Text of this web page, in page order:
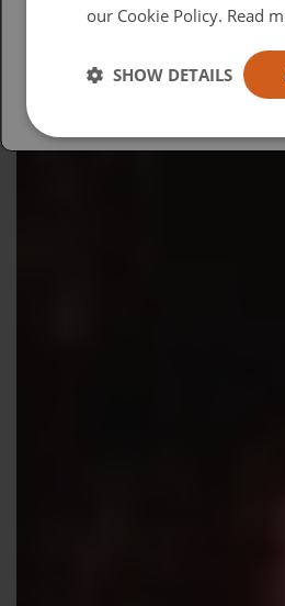
Español
our Cookie Policy. Read
SHOW DETAILS